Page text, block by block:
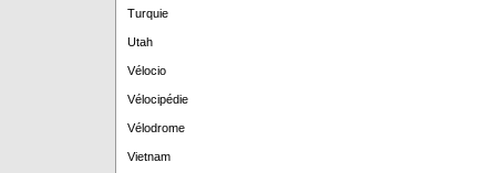
Turquie
Utah
Vélocio
Vélocipédie
Vélodrome
Vietnam